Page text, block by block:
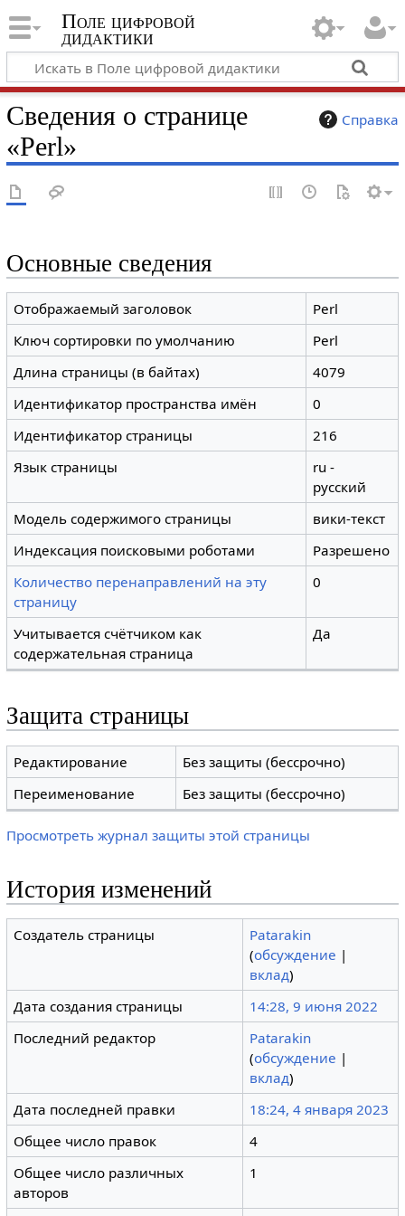
Поле цифровой
дидактики
Справка
Сведения о странице
«Perl»
Основные сведения
Отображаемый заголовок
Perl
Ключ сортировки по умолчанию
Perl
Длина страницы (в байтах)
4079
Идентификатор пространства имён
0
Идентификатор страницы
216
Язык страницы
ru -
русский
Модель содержимого страницы
вики-текст
Индексация поисковыми роботами
Разрешено
Количество перенаправлений на эту
страницу
0
Учитывается счётчиком как
содержательная страница
Да
Защита страницы
Редактирование
Без защиты (бессрочно)
Переименование
Без защиты (бессрочно)
Просмотреть журнал защиты этой страницы
История изменений
Создатель страницы
Patarakin
(обсуждение |
вклад)
Дата создания страницы
14:28, 9 июня 2022
Последний редактор
Patarakin
(обсуждение |
вклад)
Дата последней правки
18:24, 4 января 2023
Общее число правок
4
Общее число различных
авторов
1